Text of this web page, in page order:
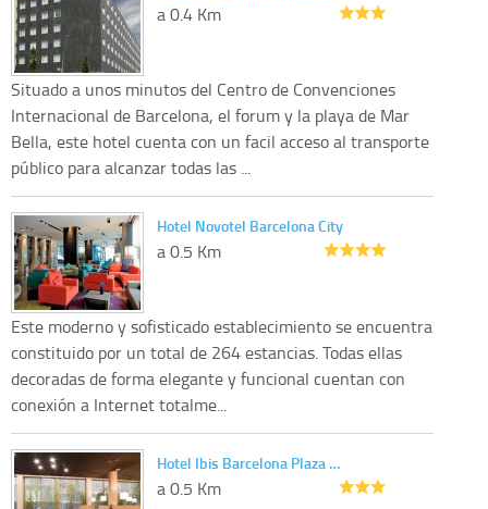
a 0.4 Km
Situado a unos minutos del Centro de Convenciones
Internacional de Barcelona, el forum y la playa de Mar
Bella, este hotel cuenta con un facil acceso al transporte
público para alcanzar todas las ...
Hotel Novotel Barcelona City
a 0.5 Km
Este moderno y sofisticado establecimiento se encuentra
constituido por un total de 264 estancias. Todas ellas
decoradas de forma elegante y funcional cuentan con
conexión a Internet totalme...
Hotel Ibis Barcelona Plaza …
a 0.5 Km